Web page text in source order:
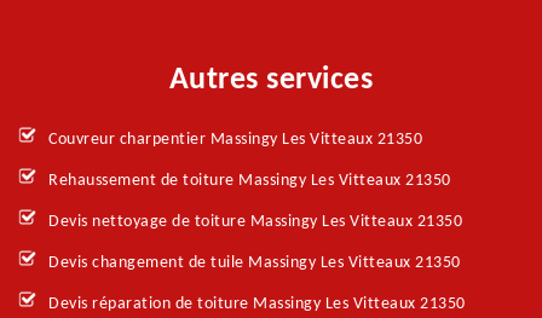
Autres services
Couvreur charpentier Massingy Les Vitteaux 21350
Rehaussement de toiture Massingy Les Vitteaux 21350
Devis nettoyage de toiture Massingy Les Vitteaux 21350
Devis changement de tuile Massingy Les Vitteaux 21350
Devis réparation de toiture Massingy Les Vitteaux 21350